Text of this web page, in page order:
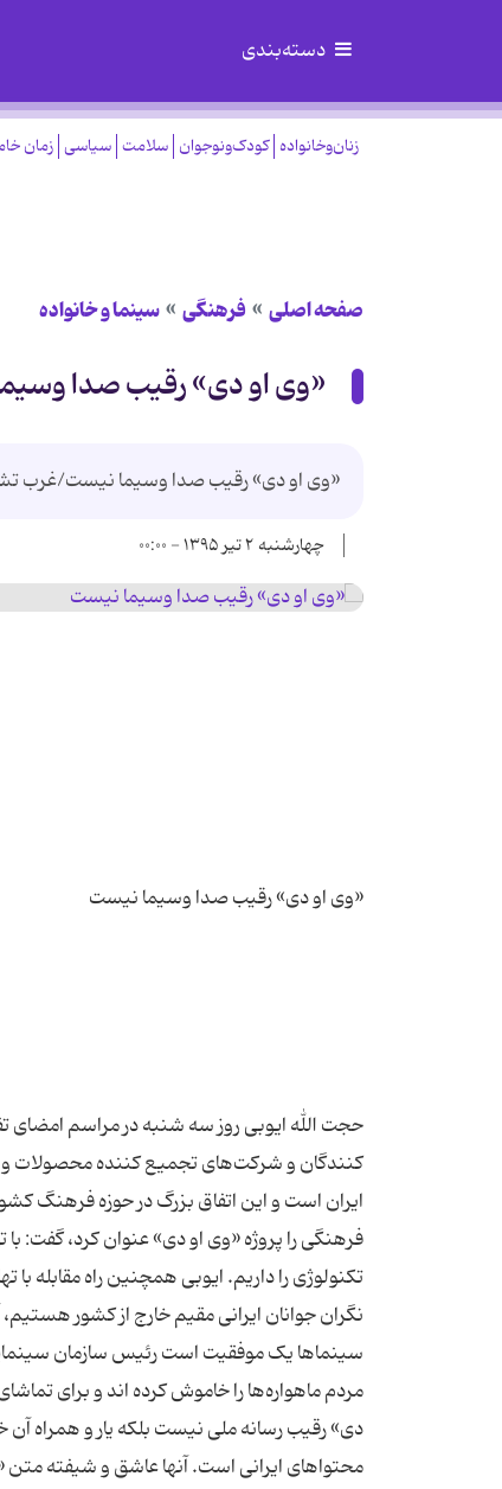
دسته‌بندی
زنان‌وخانواده کودک‌ونوجوان سلامت سیاسی زمان
صفحه اصلی فرهنگی سینما و خانواده
«وی او دی» رقیب صدا
«وی او دی» رقیب صدا وسیما نیست/غرب
چهارشنبه ۲ تیر ۱۳۹۵ - ۰۰:۰۰
حجت الله ایوبی روز سه شنبه در مراسم امضای
کنندگان و شرکت‌های تجمیع کننده محصولات و
ایران است و این اتفاق بزرگ در حوزه فرهنگ
فرهنگی را پروژه «وی او دی» عنوان کرد، گفت:
تکنولوژی را داریم. ایوبی همچنین راه مقابله
نگران جوانان ایرانی مقیم خارج از کشور
سینماها یک موفقیت است رئیس سازمان
مردم ماهواره‌ها را خاموش کرده اند و برای
دی» رقیب رسانه ملی نیست بلکه یار و همراه
محتواهای ایرانی است. آنها عاشق و شیفته